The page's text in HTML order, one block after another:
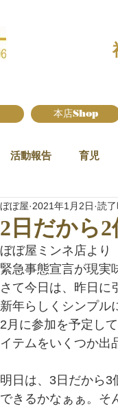
本店Shop
活動報告 育児
2日だから
ぼぼ屋 2021年1月2日 読
ぼぼ屋ミンネ店より
緊急事態宣言が現実
さて今日は、昨日に
新年らしくシンプル
2月に参加を予定し
イテムをいくつか出
明日は、3日だから3
できるかなぁぁ。そ